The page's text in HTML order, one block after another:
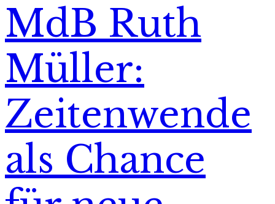
MdB Ruth
Müller:
Zeitenwende
als Chance